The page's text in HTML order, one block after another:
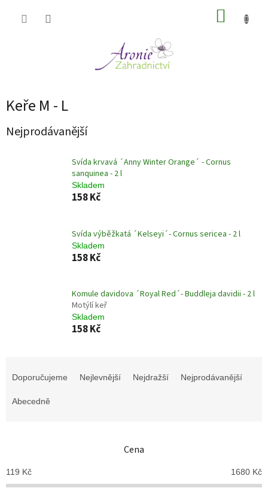
Keře M - L
Nejprodávanější
Svída krvavá ´Anny Winter Orange´ - Cornus
sanquinea - 2 l
Skladem
158 Kč
Svída výběžkatá ´Kelseyi´- Cornus sericea - 2 l
Skladem
158 Kč
Komule davidova ´Royal Red´- Buddleja davidii - 2 l
Motýlí keř
Skladem
158 Kč
o
d
Doporučujeme Nejlevnější Nejdražší Nejprodávanější
Abecedně
Cena
119 Kč 1680 Kč